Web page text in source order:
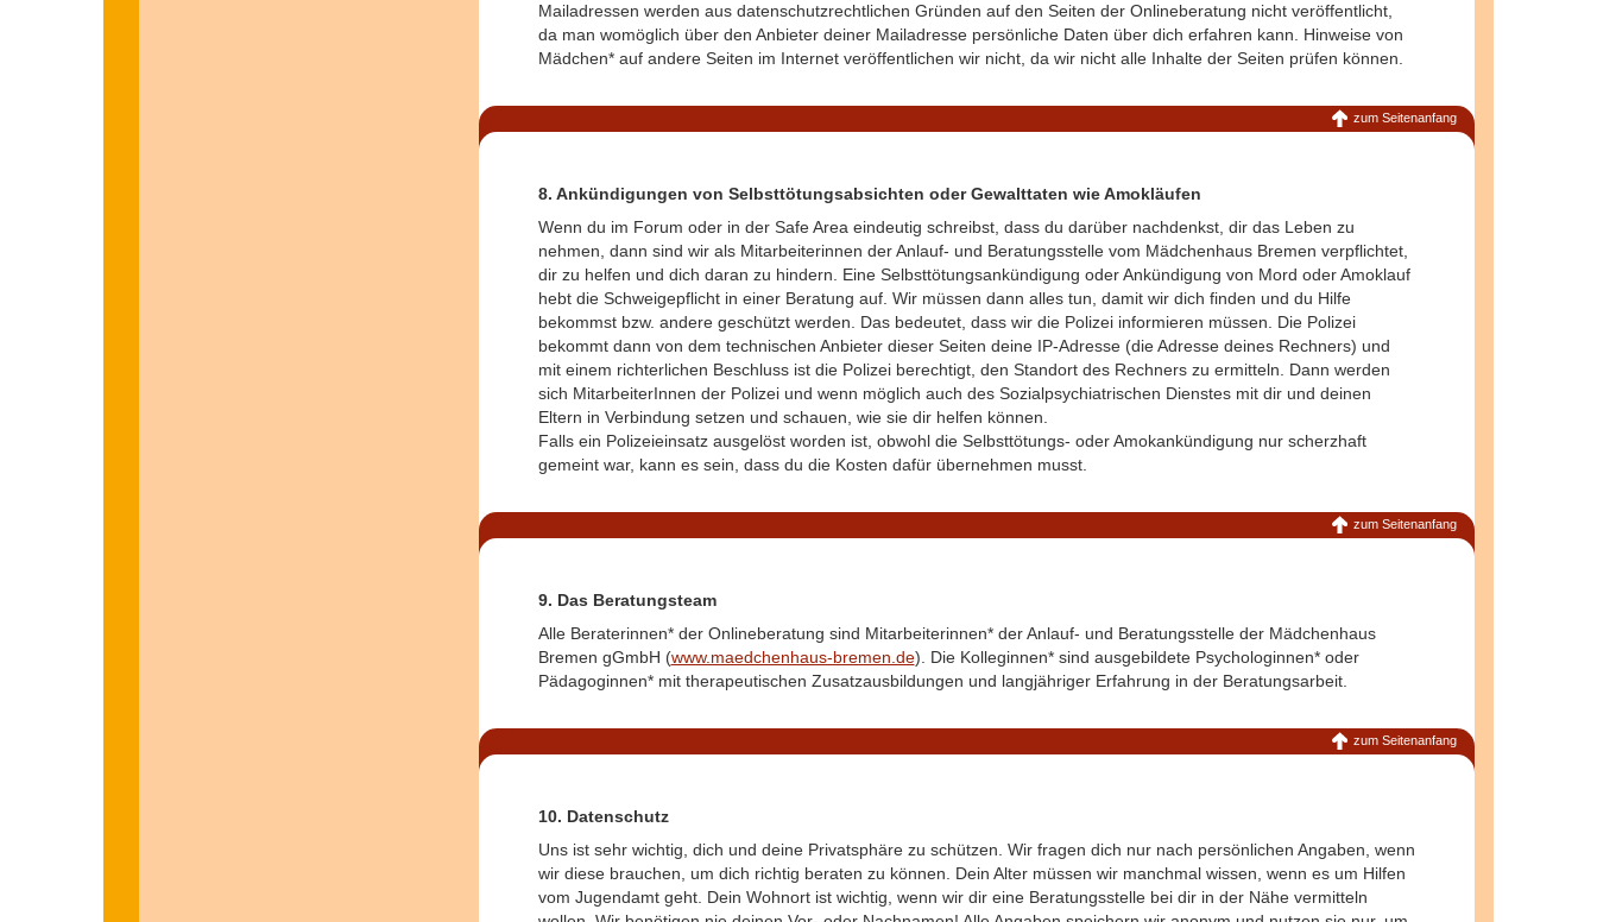
Mailadressen werden aus datenschutzrechtlichen Gründen auf den Seiten der Onlineberatung nicht veröffentlicht,
da man womöglich über den Anbieter deiner Mailadresse persönliche Daten über dich erfahren kann. Hinweise von
Mädchen* auf andere Seiten im Internet veröffentlichen wir nicht, da wir nicht alle Inhalte der Seiten prüfen können.
zum Seitenanfang
8. Ankündigungen von Selbsttötungsabsichten oder Gewalttaten wie Amokläufen
Wenn du im Forum oder in der Safe Area eindeutig schreibst, dass du darüber nachdenkst, dir das Leben zu
nehmen, dann sind wir als Mitarbeiterinnen der Anlauf- und Beratungsstelle vom Mädchenhaus Bremen verpflichtet,
dir zu helfen und dich daran zu hindern. Eine Selbsttötungsankündigung oder Ankündigung von Mord oder Amoklauf
hebt die Schweigepflicht in einer Beratung auf. Wir müssen dann alles tun, damit wir dich finden und du Hilfe
bekommst bzw. andere geschützt werden. Das bedeutet, dass wir die Polizei informieren müssen. Die Polizei
bekommt dann von dem technischen Anbieter dieser Seiten deine IP-Adresse (die Adresse deines Rechners) und
mit einem richterlichen Beschluss ist die Polizei berechtigt, den Standort des Rechners zu ermitteln. Dann werden
sich MitarbeiterInnen der Polizei und wenn möglich auch des Sozialpsychiatrischen Dienstes mit dir und deinen
Eltern in Verbindung setzen und schauen, wie sie dir helfen können.
Falls ein Polizeieinsatz ausgelöst worden ist, obwohl die Selbsttötungs- oder Amokankündigung nur scherzhaft
gemeint war, kann es sein, dass du die Kosten dafür übernehmen musst.
zum Seitenanfang
9. Das Beratungsteam
Alle Beraterinnen* der Onlineberatung sind Mitarbeiterinnen* der Anlauf- und Beratungsstelle der Mädchenhaus
Bremen gGmbH (www.maedchenhaus-bremen.de). Die Kolleginnen* sind ausgebildete Psychologinnen* oder
Pädagoginnen* mit therapeutischen Zusatzausbildungen und langjähriger Erfahrung in der Beratungsarbeit.
zum Seitenanfang
10. Datenschutz
Uns ist sehr wichtig, dich und deine Privatsphäre zu schützen. Wir fragen dich nur nach persönlichen Angaben, wenn
wir diese brauchen, um dich richtig beraten zu können. Dein Alter müssen wir manchmal wissen, wenn es um Hilfen
vom Jugendamt geht. Dein Wohnort ist wichtig, wenn wir dir eine Beratungsstelle bei dir in der Nähe vermitteln